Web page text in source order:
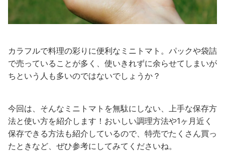
カラフルで料理の彩りに便利なミニトマト。パックや袋詰
で売っていることが多く、使いきれずに余らせてしまいが
ちという人も多いのではないでしょうか？
今回は、そんなミニトマトを無駄にしない、上手な保存方
法と使い方を紹介します！おいしい調理方法や1ヶ月近く
保存できる方法も紹介しているので、特売でたくさん買っ
たときなど、ぜひ参考にしてみてくださいね。